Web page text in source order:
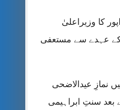
کا وزیراعلیٰ
کے عہدے سے مستعفی
نمازِ عیدالاضحی
بعد سنتِ ابراہیمی